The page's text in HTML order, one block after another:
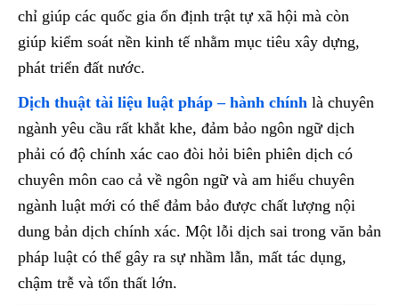
chỉ giúp các quốc gia ổn định trật tự xã hội mà còn
giúp kiểm soát nền kinh tế nhằm mục tiêu xây dựng,
phát triển đất nước.
Dịch thuật tài liệu luật pháp – hành chính là chuyên
ngành yêu cầu rất khắt khe, đảm bảo ngôn ngữ dịch
phải có độ chính xác cao đòi hỏi biên phiên dịch có
chuyên môn cao cả về ngôn ngữ và am hiểu chuyên
ngành luật mới có thể đảm bảo được chất lượng nội
dung bản dịch chính xác. Một lỗi dịch sai trong văn bản
pháp luật có thể gây ra sự nhầm lẫn, mất tác dụng,
chậm trễ và tổn thất lớn.